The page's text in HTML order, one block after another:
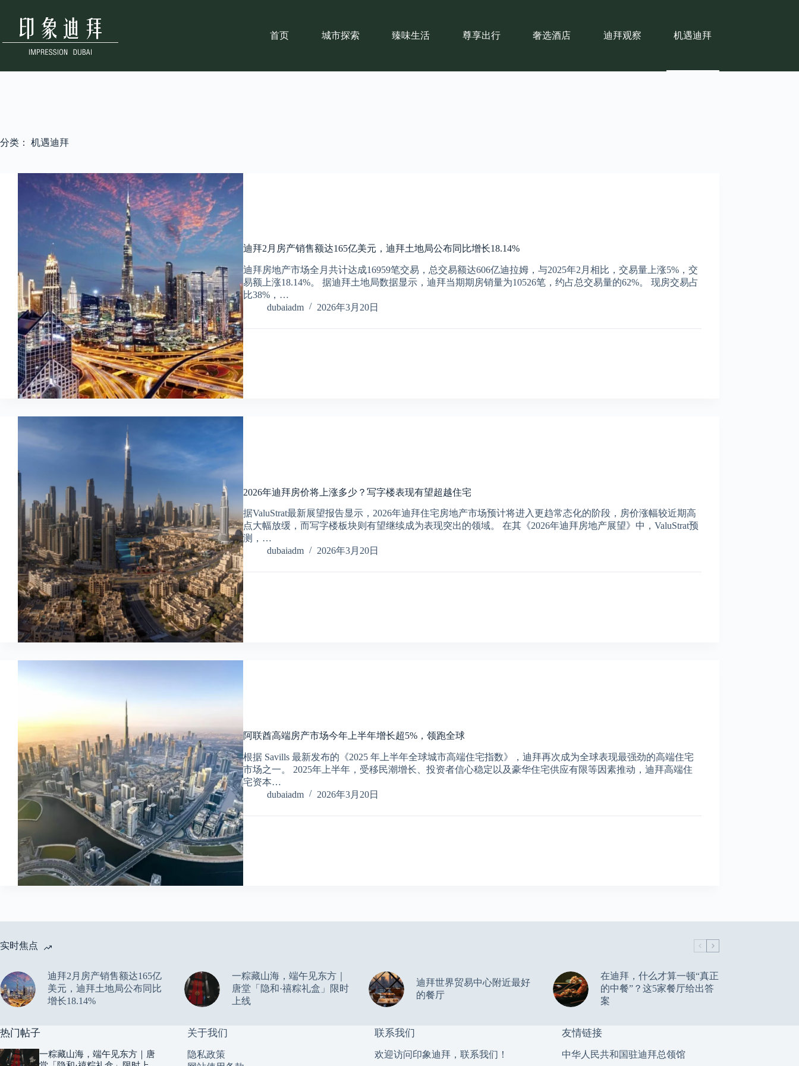
容
首页 城市探索 臻味生活 尊享出行 奢选酒店 迪拜观察 机遇迪拜
分类： 机遇迪拜
迪拜2月房产销售额达165亿美元，迪拜土地局公布同比增长18.14%
迪拜房地产市场全月共计达成16959笔交易，总交易额达606亿迪拉姆，与2025年2月相比，交易量上涨5%，交
易额上涨18.14%。 据迪拜土地局数据显示，迪拜当期期房销量为10526笔，约占总交易量的62%。 现房交易占
比38%，…
dubaiadm
2026年3月20日
2026年迪拜房价将上涨多少？写字楼表现有望超越住宅
据ValuStrat最新展望报告显示，2026年迪拜住宅房地产市场预计将进入更趋常态化的阶段，房价涨幅较近期高
点大幅放缓，而写字楼板块则有望继续成为表现突出的领域。 在其《2026年迪拜房地产展望》中，ValuStrat预
测，…
dubaiadm
2026年3月20日
阿联酋高端房产市场今年上半年增长超5%，领跑全球
根据 Savills 最新发布的《2025 年上半年全球城市高端住宅指数》，迪拜再次成为全球表现最强劲的高端住宅
市场之一。 2025年上半年，受移民潮增长、投资者信心稳定以及豪华住宅供应有限等因素推动，迪拜高端住
宅资本…
dubaiadm
2026年3月20日
实时焦点
迪拜2月房产销售额达165亿
美元，迪拜土地局公布同比
增长18.14%
一粽藏山海，端午见东方｜
唐堂「隐和·禧粽礼盒」限时
上线
迪拜世界贸易中心附近最好
的餐厅
在迪拜，什么才算一顿“真正
的中餐”？这5家餐厅给出答
案
热门帖子
一粽藏山海，端午见东方｜唐
关于我们
隐私政策
联系我们
欢迎访问印象迪拜，联系我们！
友情链接
中华人民共和国驻迪拜总领馆